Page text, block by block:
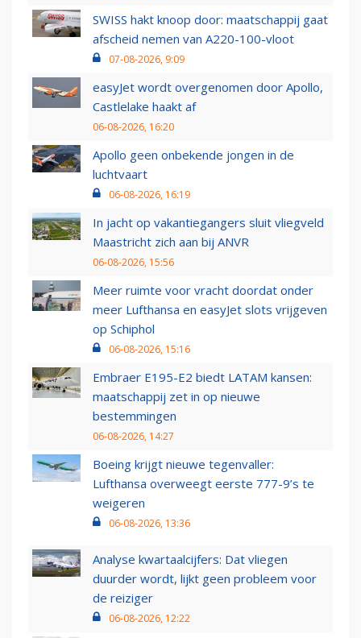
SWISS hakt knoop door: maatschappij gaat
afscheid nemen van A220-100-vloot
07-08-2026, 9:09
easyJet wordt overgenomen door Apollo,
Castlelake haakt af
06-08-2026, 16:20
Apollo geen onbekende jongen in de
luchtvaart
06-08-2026, 16:19
In jacht op vakantiegangers sluit vliegveld
Maastricht zich aan bij ANVR
06-08-2026, 15:56
Meer ruimte voor vracht doordat onder
meer Lufthansa en easyJet slots vrijgeven
op Schiphol
06-08-2026, 15:16
Embraer E195-E2 biedt LATAM kansen:
maatschappij zet in op nieuwe
bestemmingen
06-08-2026, 14:27
Boeing krijgt nieuwe tegenvaller:
Lufthansa overweegt eerste 777-9’s te
weigeren
06-08-2026, 13:36
Analyse kwartaalcijfers: Dat vliegen
duurder wordt, lijkt geen probleem voor
de reiziger
06-08-2026, 12:22